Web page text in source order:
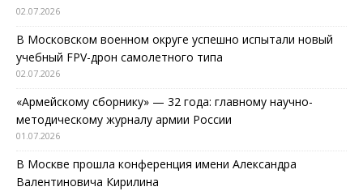
02.07.2026
В Московском военном округе успешно испытали новый
учебный FPV-дрон самолетного типа
02.07.2026
«Армейскому сборнику» — 32 года: главному научно-
методическому журналу армии России
01.07.2026
В Москве прошла конференция имени Александра
Валентиновича Кирилина